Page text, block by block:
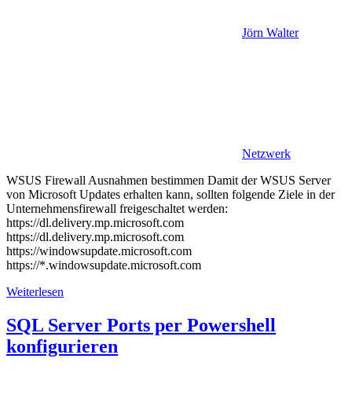
Jörn Walter
Netzwerk
WSUS Firewall Ausnahmen bestimmen Damit der WSUS Server
von Microsoft Updates erhalten kann, sollten folgende Ziele in der
Unternehmensfirewall freigeschaltet werden:
https://dl.delivery.mp.microsoft.com
https://dl.delivery.mp.microsoft.com
https://windowsupdate.microsoft.com
https://*.windowsupdate.microsoft.com
Weiterlesen
SQL Server Ports per Powershell
konfigurieren